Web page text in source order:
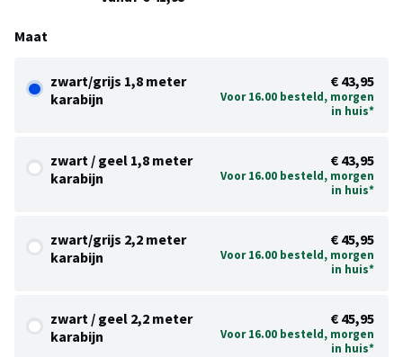
Maat
zwart/grijs 1,8 meter
karabijn
€ 43,95
Voor 16.00 besteld, morgen
in huis*
zwart / geel 1,8 meter
karabijn
€ 43,95
Voor 16.00 besteld, morgen
in huis*
zwart/grijs 2,2 meter
karabijn
€ 45,95
Voor 16.00 besteld, morgen
in huis*
zwart / geel 2,2 meter
karabijn
€ 45,95
Voor 16.00 besteld, morgen
in huis*